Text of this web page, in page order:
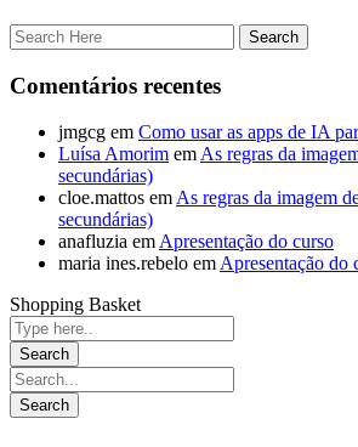
Comentários recentes
jmgcg em Como usar as apps de IA
Luísa Amorim emAs regras da
secundárias)
cloe.mattos emAs regras da imagem
secundárias)
anafluzia emApresentação do curso
maria ines.rebelo emApresentação do
Shopping Basket